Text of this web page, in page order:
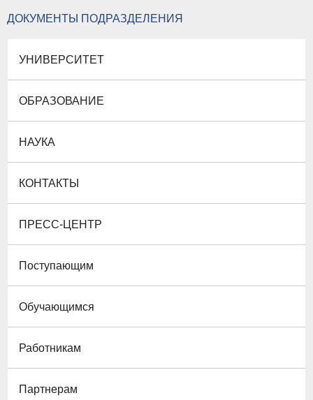
ДОКУМЕНТЫ ПОДРАЗДЕЛЕНИЯ
УНИВЕРСИТЕТ
ОБРАЗОВАНИЕ
НАУКА
КОНТАКТЫ
ПРЕСС-ЦЕНТР
Поступающим
Обучающимся
Работникам
Партнерам